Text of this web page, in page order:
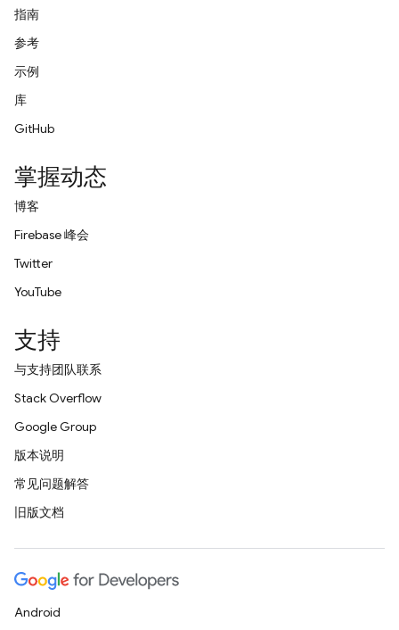
指南
参考
示例
库
GitHub
掌握动态
博客
Firebase 峰会
Twitter
YouTube
支持
与支持团队联系
Stack Overflow
Google Group
版本说明
常见问题解答
旧版文档
Android